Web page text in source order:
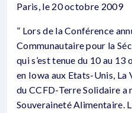
Paris, le 20 octobre 2009
” Lors de la Conférence
Communautaire pour la
qui s’est tenue du 10 au
en Iowa aux Etats-Unis, La
du CCFD-Terre Solidaire a
Souveraineté Alimentaire.